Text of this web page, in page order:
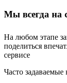
Мы всегда на
На любом этапе
поделиться
сервисе
Часто задаваемые